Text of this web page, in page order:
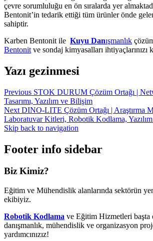
çevre sorumluluğu en ön sıralarda yer
Bentonit’in tedarik ettiği tüm ürünler önde
sahiptir.
Karben Bentonit ile Kuyu Danışmanlık
Bentonit ve sondaj kimyasalları ihtiyaçlarınızı
Yazı gezinmesi
Previous STOK DURUM Çözüm Ortağı |
Tasarımı, Yazılım ve Bilişim
Next DINO-LITE Çözüm Ortağı | Araştırma
Laboratuvar Kitleri, Robotik Kodlama,
Skip back to navigation
Footer info sidebar
Biz Kimiz?
Eğitim ve Mühendislik alanlarında sektörün
ekibiyiz.
Robotik Kodlama ve Eğitim Hizmetleri başta
danışmanlık, mühendislik ve organizasyon
yardımcınızız!